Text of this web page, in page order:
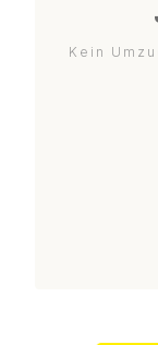
Kein